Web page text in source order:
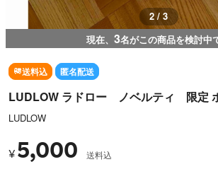
2 / 3
現在、 3名がこの商品を検討中
送料込 匿名配送
LUDLOW ラドロー ノベルティ 限定
LUDLOW
¥ 5,000 送料込